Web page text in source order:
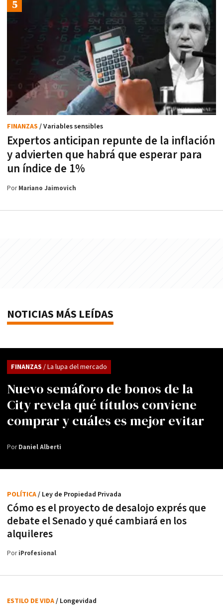
Expertos anticipan repunte de la inflación
y advierten que habrá que esperar para
un índice de 1%
FINANZAS / Variables sensibles
PorMariano Jaimovich
NOTICIAS MÁS LEÍDAS
Nuevo semáforo de bonos de la
City revela qué títulos conviene
comprar y cuáles es mejor evitar
FINANZAS / La lupa del mercado
PorDaniel Alberti
Cómo es el proyecto de desalojo exprés que
debate el Senado y qué cambiará en los
alquileres
POLÍTICA/ Ley de Propiedad Privada
PoriProfesional
ESTILO DE VIDA/ Longevidad